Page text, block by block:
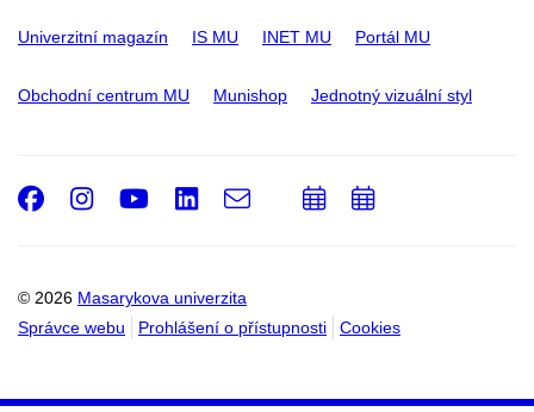
Univerzitní magazín IS MU INET MU Portál MU
Obchodní centrum MU Munishop Jednotný vizuální styl
© 2026 Masarykova univerzita
Správce webu
Prohlášení o přístupnosti Cookies
Facebook
Instagram
Youtube
LinkedIn
e-
Email
PřidatPřidat